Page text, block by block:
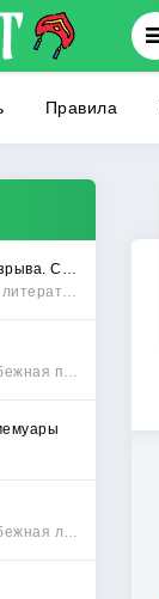
Правила